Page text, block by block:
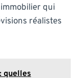
qui
réalistes
quelles